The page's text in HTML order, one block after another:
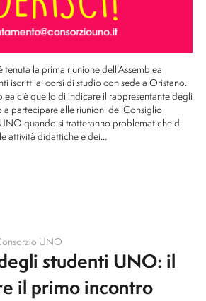
la prima riunione dell’Assemblea
iscritti ai corsi di studio con sede a Oristano.
c’è quello di indicare il rappresentante degli
a partecipare alle riunioni del Consiglio
quando si tratteranno problematiche di
attività didattiche e dei…
UNO
studenti UNO: il
il primo incontro